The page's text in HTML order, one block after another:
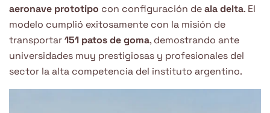
aeronave prototipo con configuración deala delta. El
modelo cumplió exitosamente con la misión de
transportar151 patos de goma, demostrando ante
universidades muy prestigiosas y profesionales del
sector la alta competencia del instituto argentino.